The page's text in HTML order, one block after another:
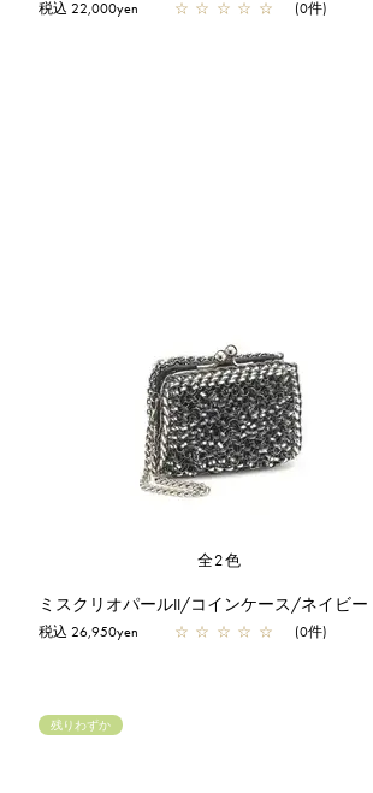
税込 22,000yen ☆ ☆ ☆ ☆ ☆ (0件)
全2色
ミスクリオパールII/コインケース/ネイビー
税込 26,950yen ☆ ☆ ☆ ☆ ☆ (0件)
残りわずか